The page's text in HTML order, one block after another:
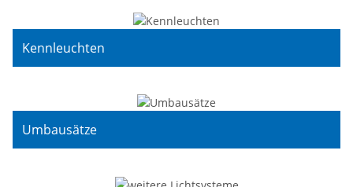
Kennleuchten
Umbausätze